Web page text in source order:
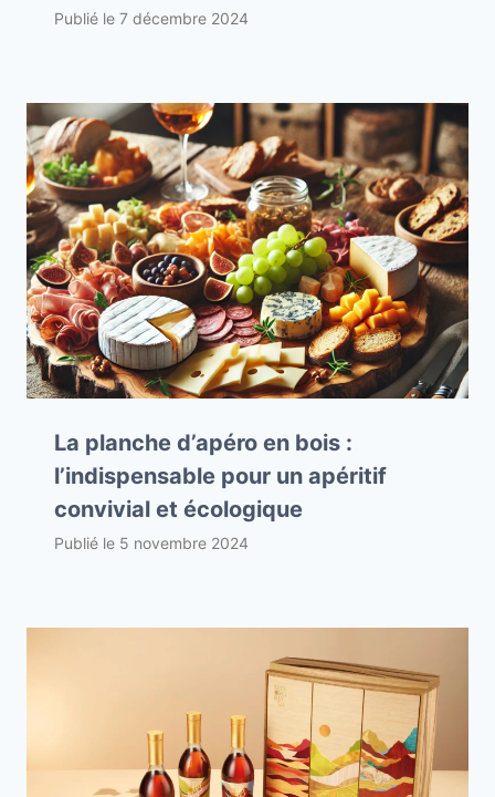
Publié le 7 décembre 2024
La planche d’apéro en bois :
l’indispensable pour un apéritif
convivial et écologique
Publié le 5 novembre 2024